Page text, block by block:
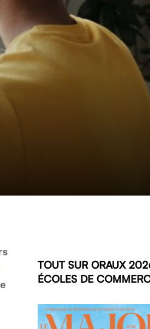
TOUT SUR ORAUX
ÉCOLES DE